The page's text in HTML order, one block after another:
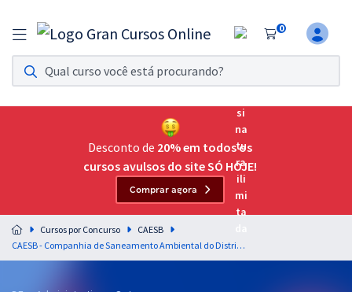
0
Assinatura Ilimitada 11
Acesso a todos os cursos. Teste grátis por 7 dias!
Assinatura OAB Até Passar
Acesso ilimitado a toda preparação para o Exame da
Residências Multiprofissionais
Preparação completa e intensiva para as principais
residências em saúde do Brasil
Desconto de 20% em todos os
cursos avulsos do site SÓ HOJE!
Comprar agora
Cursos por Concurso
CAESB
CAESB - Companhia de Saneamento Ambiental do Distrito Federal - Conhecimentos Gerais para Todos os Cargos (Nível Médio e Superior)